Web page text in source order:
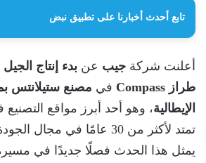
تابع أحدث أخبارنا على تطبيق نبض
أعلنت شركة جيب عن بدء إنتاج
طراز Compass
في مصنع ستيلانتس
الإيطالية، وهو أحد أبرز مواقع التصنيع
تمتد لأكثر من 30 عامًا في
يمثل هذا الحدث فصلًا جديدًا في